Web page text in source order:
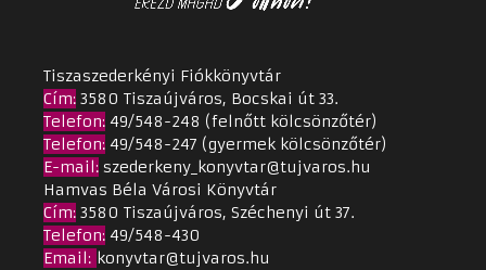
Tiszaszederkényi Fiókkönyvtár
Cím: 3580 Tiszaújváros, Bocskai út 33.
Telefon: 49/548-248 (felnőtt kölcsönzőtér)
Telefon: 49/548-247 (gyermek kölcsönzőtér)
E-mail: szederkeny_konyvtar@tujvaros.hu
Hamvas Béla Városi Könyvtár
Cím: 3580 Tiszaújváros, Széchenyi út 37.
Telefon: 49/548-430
Email : konyvtar@tujvaros.hu